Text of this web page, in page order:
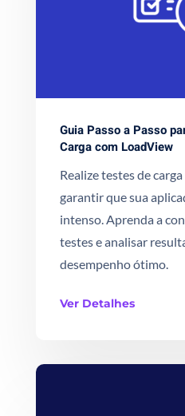
Guia Passo a Passo
Carga com LoadView
Realize testes de
garantir que sua
intenso. Aprenda a
testes e analisar
desempenho ótimo.
Ver Detalhes